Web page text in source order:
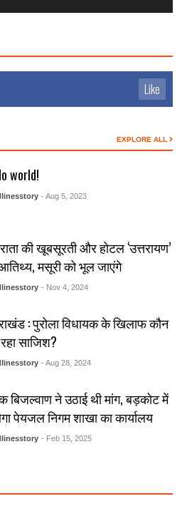
Like
EXPLORE ALL
world!
- Aug 5, 2023
की खूबसूरती और होटल ‘उत्तरायण’
मसूरी को भूल जाएंगे
- Nov 4, 2024
: पुरोला विधायक के खिलाफ कौन
साजिश?
- Aug 28, 2024
बिजल्वाण ने उठाई थी मांग, बड़कोट में
पेयजल निगम शाखा का कार्यालय
- Feb 15, 2025